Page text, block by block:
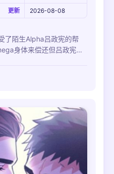
更新 2026-08-08
了陌生Alpha吕政宪的帮
身体来偿还但吕政宪果
他提供了居所的吕政宪的